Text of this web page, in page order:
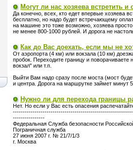
Могут ли нас хозяева встретить и
Да конечно, всех, кто едет впервые хозяева
бесплатно, но надо будет встречающему
на машине это тоже возможно, хозяева
не менее 800-1000 рублей. И дорога не
Как до Вас доехать, если мы не
От аэропорта (4 км) или вокзала (10 км)
пробок. Переходите границу и
вокзал" или т.п.
Выйти Вам надо сразу после моста (мост
и центра. Дорога на маршрутке займет минут
Нужно ли для перехода границы
Нет. Но если у Вас есть опасения
----------------
Федеральная Служба безопасности
Пограничная служба
27 июня 2007 г. № 21/7/1/3
г. Москва